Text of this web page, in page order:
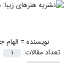
نویسنده = الهام
تعداد مقالات:
1